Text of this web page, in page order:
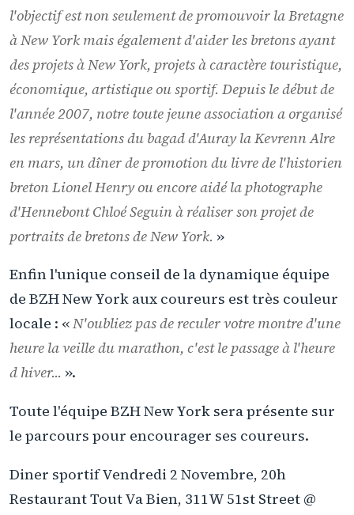
l'objectif est non seulement de promouvoir la Bretagne
à New York mais également d'aider les bretons ayant
des projets à New York, projets à caractère touristique,
économique, artistique ou sportif. Depuis le début de
l'année 2007, notre toute jeune association a organisé
les représentations du bagad d'Auray la Kevrenn Alre
en mars, un dîner de promotion du livre de l'historien
breton Lionel Henry ou encore aidé la photographe
d'Hennebont Chloé Seguin à réaliser son projet de
portraits de bretons de New York. »
Enfin l'unique conseil de la dynamique équipe
de BZH New York aux coureurs est très couleur
locale : «N'oubliez pas de reculer votre montre d'une
heure la veille du marathon, c'est le passage à l'heure
d hiver... ».
Toute l'équipe BZH New York sera présente sur
le parcours pour encourager ses coureurs.
Diner sportif Vendredi 2 Novembre, 20h
Restaurant Tout Va Bien, 311W 51st Street @